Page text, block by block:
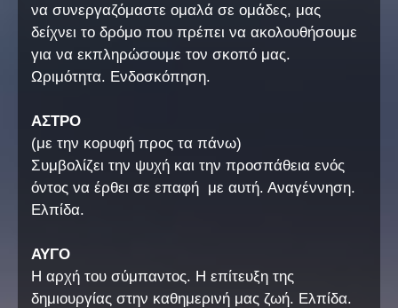
να συνεργαζόμαστε ομαλά σε ομάδες, μας
δείχνει το δρόμο που πρέπει να ακολουθήσουμε
για να εκπληρώσουμε τον σκοπό μας.
Ωριμότητα. Ενδοσκόπηση.
ΑΣΤΡΟ
(με την κορυφή προς τα πάνω)
Συμβολίζει την ψυχή και την προσπάθεια ενός
όντος να έρθει σε επαφή με αυτή. Αναγέννηση.
Ελπίδα.
ΑΥΓΟ
Η αρχή του σύμπαντος. Η επίτευξη της
δημιουργίας στην καθημερινή μας ζωή. Ελπίδα.